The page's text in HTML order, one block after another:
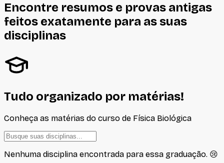
Encontre resumos e provas antigas
feitos exatamente para as suas
disciplinas
Tudo organizado por matérias!
Conheça as matérias do curso de Física Biológica
Nenhuma disciplina encontrada para essa graduação. 😢